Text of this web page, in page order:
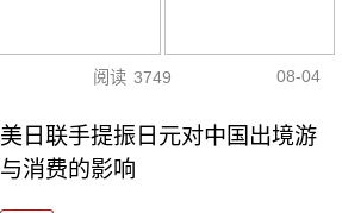
阅读 3749 08-04
美日联手提振日元对中国出境游
与消费的影响